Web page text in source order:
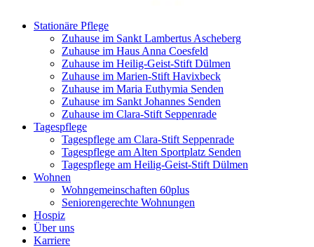
Stationäre Pflege
Zuhause im Sankt Lambertus Ascheberg
Zuhause im Haus Anna Coesfeld
Zuhause im Heilig-Geist-Stift Dülmen
Zuhause im Marien-Stift Havixbeck
Zuhause im Maria Euthymia Senden
Zuhause im Sankt Johannes Senden
Zuhause im Clara-Stift Seppenrade
Tagespflege
Tagespflege am Clara-Stift Seppenrade
Tagespflege am Alten Sportplatz Senden
Tagespflege am Heilig-Geist-Stift Dülmen
Wohnen
Wohngemeinschaften 60plus
Seniorengerechte Wohnungen
Hospiz
Über uns
Karriere